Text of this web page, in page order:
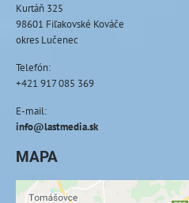
Kurtáň 325
98601 Fiľakovské Kováče
okres Lučenec
Telefón:
+421 917 085 369
E-mail:
info@lastmedia.sk
MAPA